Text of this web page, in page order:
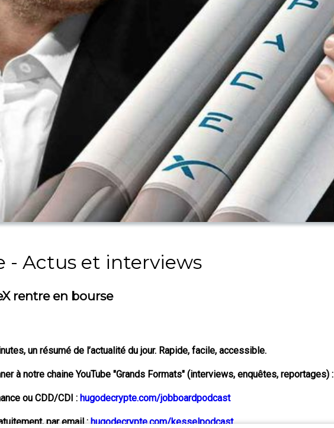
- Actus et interviews
rentre en bourse
un résumé de l’actualité du jour. Rapide, facile, accessible.
à notre chaine YouTube "Grands Formats" (interviews, enquêtes, reportages) :
ou CDD/CDI : hugodecrypte.com/jobboardpodcast
par email :hugodecrypte.com/kesselpodcast